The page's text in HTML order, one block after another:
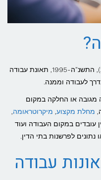
על פי חוק הביטוח הלאומי (נוסח משולב), התשנ"ה-1995, תאונת עבודה
לעבודה וממנה.
מגובה או החלקה במקום
מחלת מקצוע, מיקרוטראומה,
עובדים במקום העבודה ועוד
לפרשנות בתי הדין.
עבודה